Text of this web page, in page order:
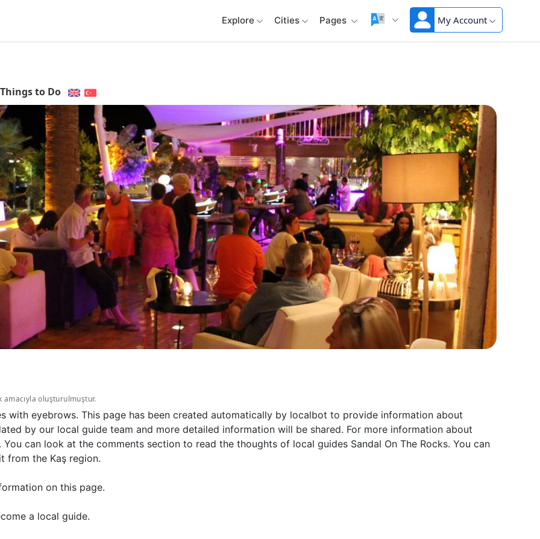
Explore Cities Pages My Account
Things to Do
oluşturulmuştur.
with eyebrows. This page has been created automatically by localbot to provide information about
by our local guide team and more detailed information will be shared. For more information about
can look at the comments section to read the thoughts of local guides Sandal On The Rocks. You can
from the Kaş region.
on this page.
a local guide.